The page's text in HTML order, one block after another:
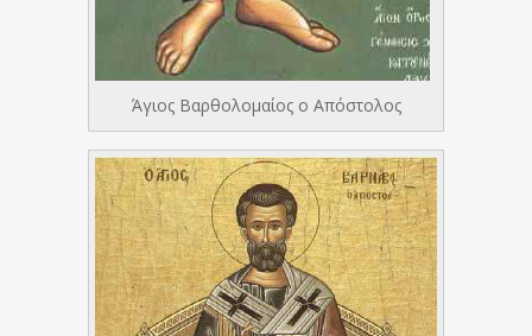
Άγιος Βαρθολομαίος ο Απόστολος